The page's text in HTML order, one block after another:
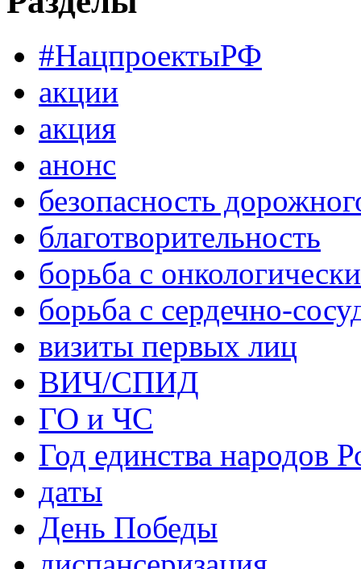
#НацпроектыРФ
акции
акция
анонс
безопасность
благотворительность
борьба с
борьба с сердечно-
визиты первых лиц
ВИЧ/СПИД
ГО и ЧС
Год единства народов
даты
День Победы